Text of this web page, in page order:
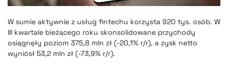
W sumie aktywnie z usług fintechu korzysta 920 tys. osób. W
III kwartale bieżącego roku skonsolidowane przychody
osiągnęły poziom 375,8 mln zł (-20,1% r/r), a zysk netto
wyniósł 53,2 mln zł (-73,9% r/r).